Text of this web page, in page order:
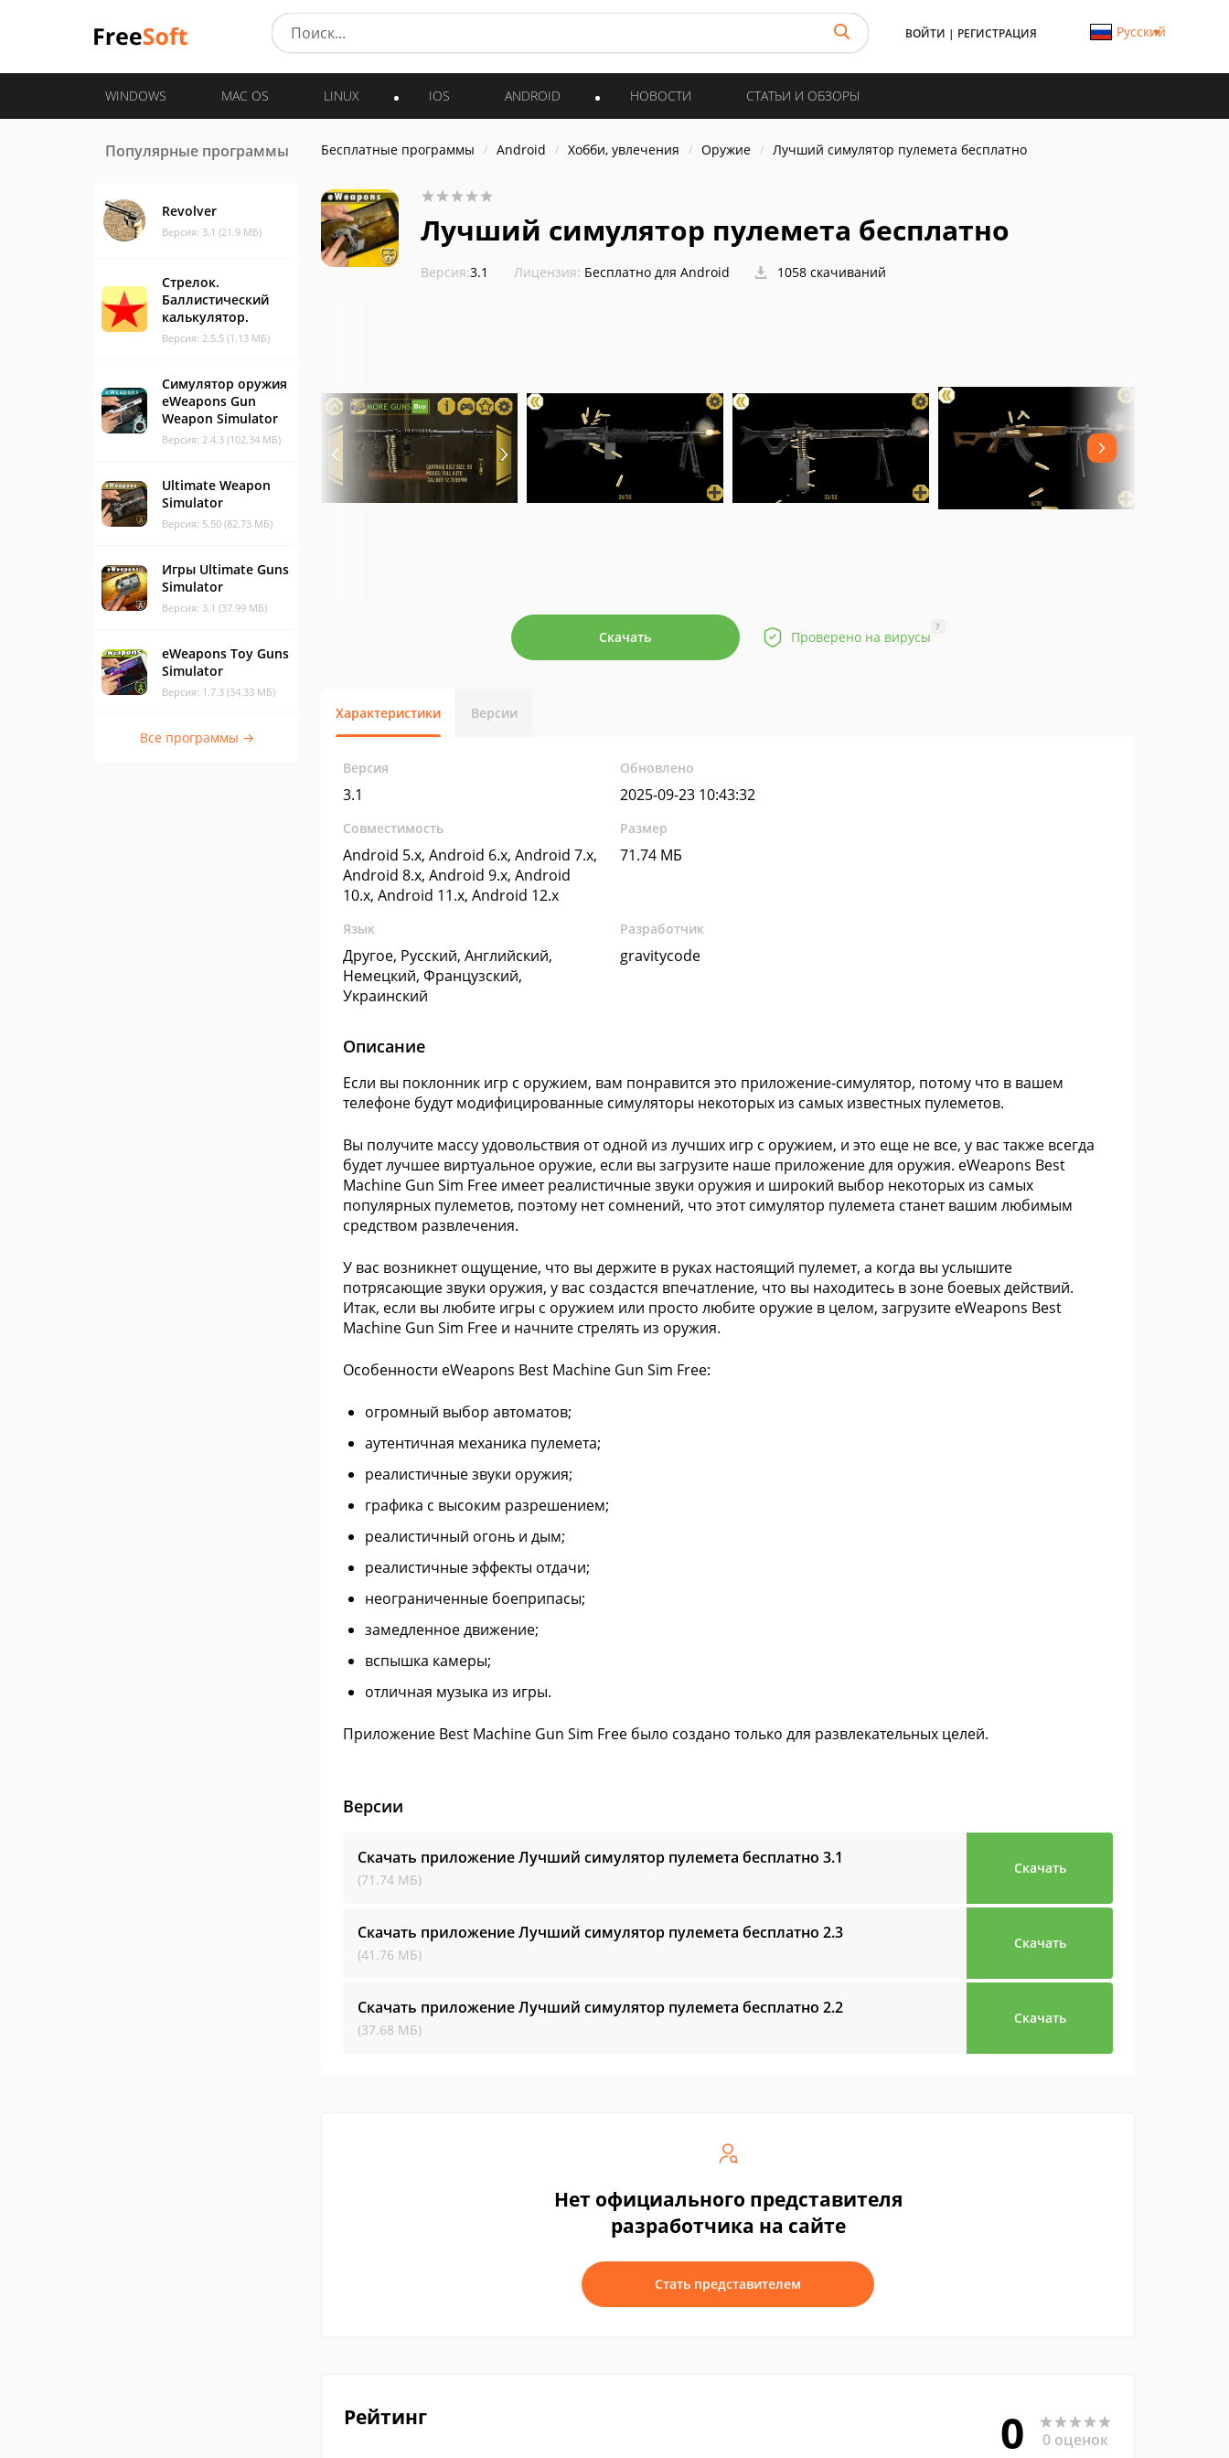
ВОЙТИ | РЕГИСТРАЦИЯ Русский
WINDOWS MAC OS LINUX IOS ANDROID НОВОСТИ СТАТЬИ И ОБЗОРЫ
Популярные программы
Revolver
Версия: 3.1 (21.9 МБ)
Стрелок.
Баллистический
калькулятор.
Версия: 2.5.5 (1.13 МБ)
Симулятор оружия
eWeapons Gun
Weapon Simulator
Версия: 2.4.3 (102.34 МБ)
Ultimate Weapon
Simulator
Версия: 5.50 (82.73 МБ)
Игры Ultimate Guns
Simulator
Версия: 3.1 (37.99 МБ)
eWeapons Toy Guns
Simulator
Версия: 1.7.3 (34.33 МБ)
Все программы →
Бесплатные программы Android Хобби, увлечения Оружие Лучший симулятор пулемета бесплатно
Лучший симулятор пулемета бесплатно
Версия:3.1 Лицензия: Бесплатно для Android 1058 скачиваний
Скачать Проверено на вирусы
?
Характеристики Версии
Версия
3.1
Обновлено
2025-09-23 10:43:32
Совместимость
Android 5.x, Android 6.x, Android 7.x,
Android 8.x, Android 9.x, Android
10.x, Android 11.x, Android 12.x
Размер
71.74 МБ
Язык
Другое, Русский, Английский,
Немецкий, Французский,
Украинский
Разработчик
gravitycode
Описание
Если вы поклонник игр с оружием, вам понравится это приложение-симулятор, потому что в вашем
телефоне будут модифицированные симуляторы некоторых из самых известных пулеметов.
Вы получите массу удовольствия от одной из лучших игр с оружием, и это еще не все, у вас также всегда
будет лучшее виртуальное оружие, если вы загрузите наше приложение для оружия. eWeapons Best
Machine Gun Sim Free имеет реалистичные звуки оружия и широкий выбор некоторых из самых
популярных пулеметов, поэтому нет сомнений, что этот симулятор пулемета станет вашим любимым
средством развлечения.
У вас возникнет ощущение, что вы держите в руках настоящий пулемет, а когда вы услышите
потрясающие звуки оружия, у вас создастся впечатление, что вы находитесь в зоне боевых действий.
Итак, если вы любите игры с оружием или просто любите оружие в целом, загрузите eWeapons Best
Machine Gun Sim Free и начните стрелять из оружия.
Особенности eWeapons Best Machine Gun Sim Free:
огромный выбор автоматов;
аутентичная механика пулемета;
реалистичные звуки оружия;
графика с высоким разрешением;
реалистичный огонь и дым;
реалистичные эффекты отдачи;
неограниченные боеприпасы;
замедленное движение;
вспышка камеры;
отличная музыка из игры.
Приложение Best Machine Gun Sim Free было создано только для развлекательных целей.
Версии
Скачать приложение Лучший симулятор пулемета бесплатно 3.1
(71.74 МБ)
Скачать
Скачать приложение Лучший симулятор пулемета бесплатно 2.3
(41.76 МБ)
Скачать
Скачать приложение Лучший симулятор пулемета бесплатно 2.2
(37.68 МБ)
Скачать
Нет официального представителя
разработчика на сайте
Стать представителем
Рейтинг 0 0 оценок